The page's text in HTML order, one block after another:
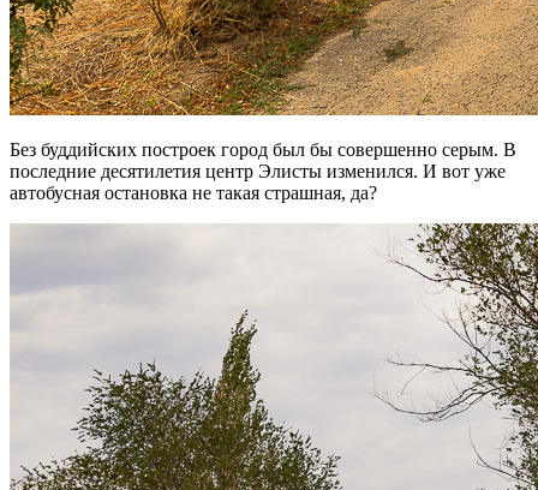
Без буддийских построек город был бы совершенно серым. В
последние десятилетия центр Элисты изменился. И вот уже
автобусная остановка не такая страшная, да?